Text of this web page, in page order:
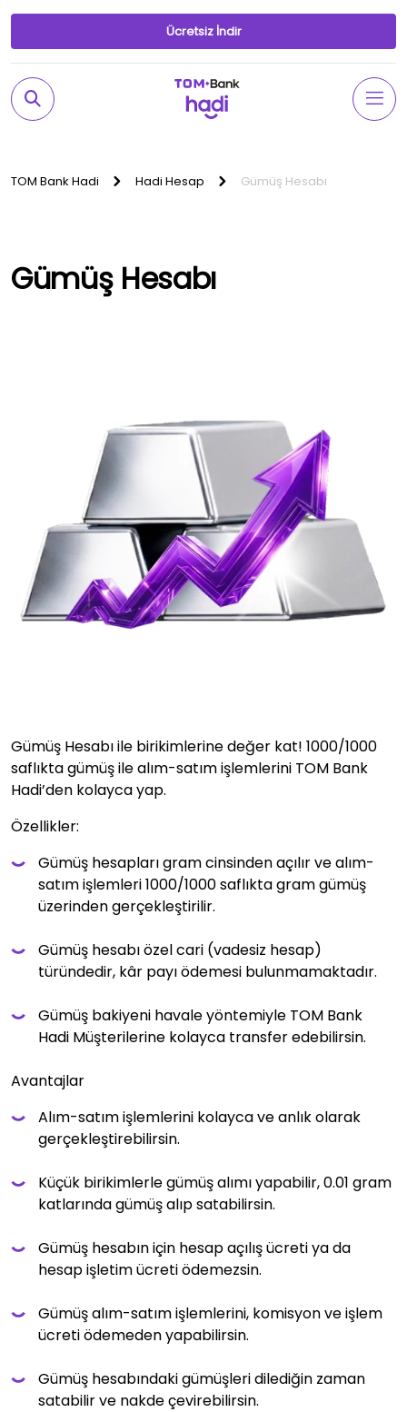
Ücretsiz İndir
TOM Bank Hadi Hadi Hesap Gümüş Hesabı
Gümüş Hesabı
Gümüş Hesabı ile birikimlerine değer kat! 1000/1000
saflıkta gümüş ile alım-satım işlemlerini TOM Bank
Hadi’den kolayca yap.
Özellikler:
Gümüş hesapları gram cinsinden açılır ve alım-
satım işlemleri 1000/1000 saflıkta gram gümüş
üzerinden gerçekleştirilir.
Gümüş hesabı özel cari (vadesiz hesap)
türündedir, kâr payı ödemesi bulunmamaktadır.
Gümüş bakiyeni havale yöntemiyle TOM Bank
Hadi Müşterilerine kolayca transfer edebilirsin.
Avantajlar
Alım-satım işlemlerini kolayca ve anlık olarak
gerçekleştirebilirsin.
Küçük birikimlerle gümüş alımı yapabilir, 0.01 gram
katlarında gümüş alıp satabilirsin.
Gümüş hesabın için hesap açılış ücreti ya da
hesap işletim ücreti ödemezsin.
Gümüş alım-satım işlemlerini, komisyon ve işlem
ücreti ödemeden yapabilirsin.
Gümüş hesabındaki gümüşleri dilediğin zaman
satabilir ve nakde çevirebilirsin.